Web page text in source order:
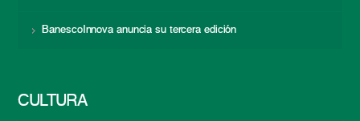
BanescoInnova anuncia su tercera edición
CULTURA